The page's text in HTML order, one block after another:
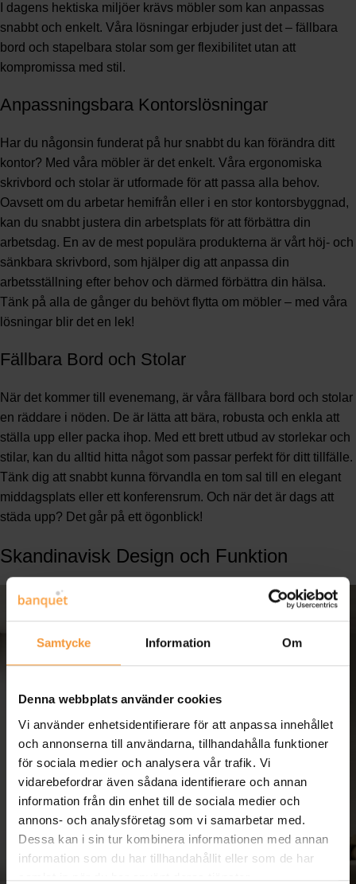
Samtycke Information Om
Denna webbplats använder cookies
Vi använder enhetsidentifierare för att anpassa innehållet
och annonserna till användarna, tillhandahålla funktioner
för sociala medier och analysera vår trafik. Vi
vidarebefordrar även sådana identifierare och annan
information från din enhet till de sociala medier och
annons- och analysföretag som vi samarbetar med.
Dessa kan i sin tur kombinera informationen med annan
information som du har tillhandahållit eller som de har
samlat in när du har använt deras tjänster.
I dagens hektiska miljöer krävs möbler som kan anpassas
snabbt och enkelt. Våra lösningar erbjuder just det – fällbara
bord och stapelbara stolar som ger flexibilitet utan att
kompromissa med stil.
Anpassningsbara Kontorslösningar
Har du någonsin funderat på hur snabbt du kan förändra ditt
kontor? Med våra möbler är det enkelt. Våra ergonomiska
skrivbord och stolar är utformade för att passa alla behov.
Oavsett om du arbetar hemifrån eller i en stor kontorsbyggnad,
kan du snabbt justera din arbetsplats för att förbättra din
arbetsdag. En av de mest populära produkterna är vårt höj- och
sänkbara skrivbord, som hjälper dig att anpassa din
arbetsställning efter behov och därmed förbättra din hälsa.
Tänk på alla de gånger du behövt flytta om möbler – med våra
lösningar blir det en lek!
Fällbara Bord och Stolar
När det kommer till evenemang, är våra fällbara bord och stolar
en räddare i nöden. De är lätta att bära, robusta och enkla att
ställa upp eller packa ihop. Med ett brett utbud av storlekar och
stilar, kan du alltid hitta något som passar perfekt för ditt tillfälle.
Tänk dig att snabbt kunna förvandla en tom sal till en elegant
middagsplats eller ett konferensrum. Och när det är dags att
städa upp? Det går på ett ögonblick!
Skandinavisk Design och Funktion